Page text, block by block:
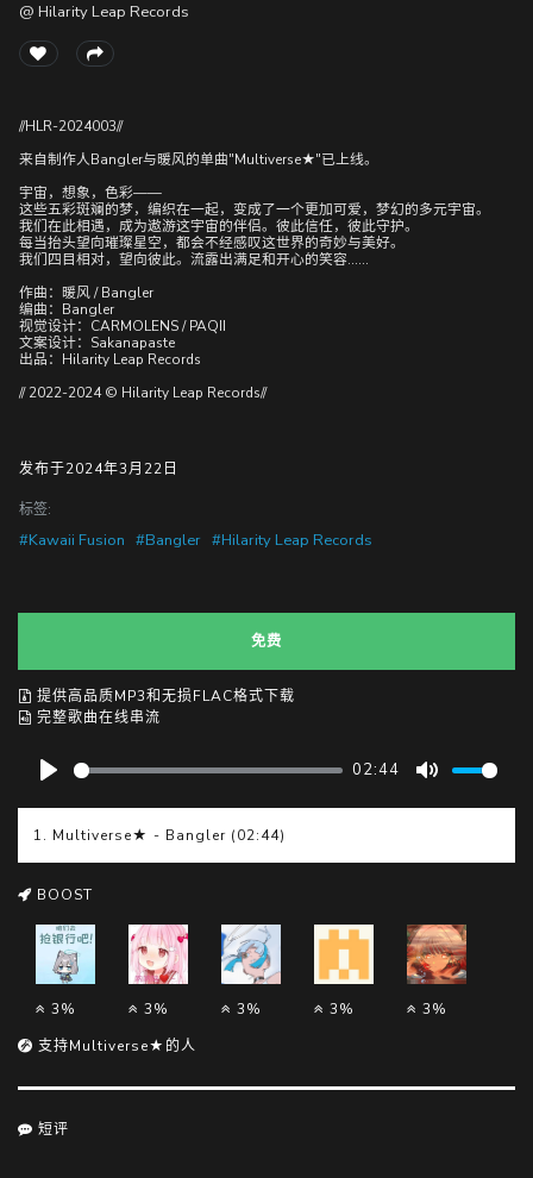
听
听
@ Hilarity Leap Records
//HLR-2024003//
来自制作人Bangler与暖风的单曲"Multiverse★"已上线。
宇宙，想象，色彩——
这些五彩斑斓的梦，编织在一起，变成了一个更加可爱，梦幻的多元宇宙。
我们在此相遇，成为遨游这宇宙的伴侣。彼此信任，彼此守护。
每当抬头望向璀璨星空，都会不经感叹这世界的奇妙与美好。
我们四目相对，望向彼此。流露出满足和开心的笑容……
作曲：暖风 / Bangler
编曲：Bangler
视觉设计：CARMOLENS / PAQII
文案设计：Sakanapaste
出品：Hilarity Leap Records
// 2022-2024 © Hilarity Leap Records//
发布于2024年3月22日
标签:
#Kawaii Fusion #Bangler #Hilarity Leap Records
免费
提供高品质MP3和无损FLAC格式下载
完整歌曲在线串流
02:44
1. Multiverse★ - Bangler (02:44)
BOOST
3% 3% 3% 3%
3%
支持Multiverse★的人
短评